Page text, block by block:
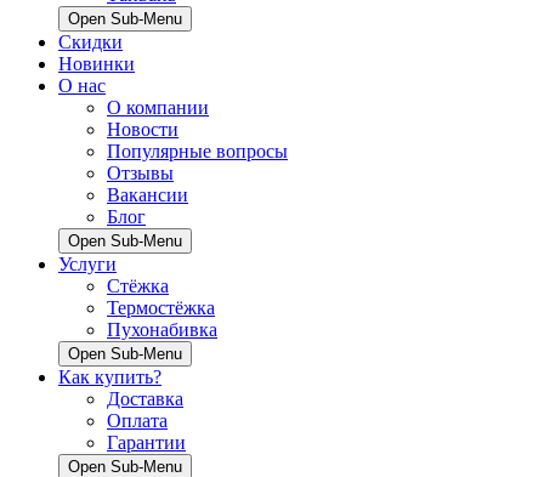
Open Sub-Menu
Скидки
Новинки
О нас
О компании
Новости
Популярные вопросы
Отзывы
Вакансии
Блог
Open Sub-Menu
Услуги
Стёжка
Термостёжка
Пухонабивка
Open Sub-Menu
Как купить?
Доставка
Оплата
Гарантии
Open Sub-Menu